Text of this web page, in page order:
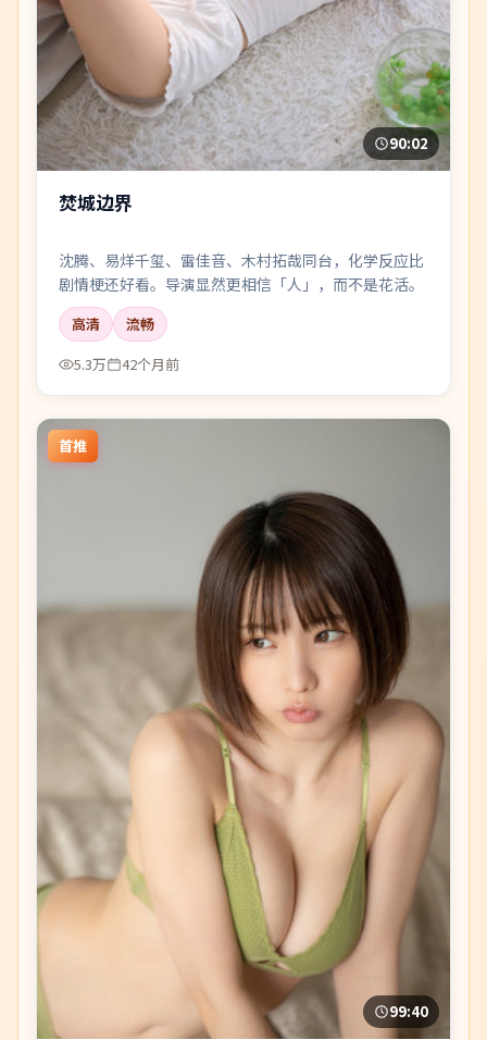
90:02
焚城边界
沈腾、易烊千玺、雷佳音、木村拓哉同台，化学反应比
剧情梗还好看。导演显然更相信「人」，而不是花活。
高清
流畅
5.3万
42个月前
首推
99:40